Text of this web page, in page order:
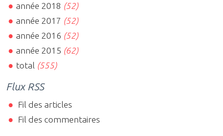
année 2018 (52)
année 2017 (52)
année 2016 (52)
année 2015 (62)
total (555)
Flux RSS
Fil des articles
Fil des commentaires